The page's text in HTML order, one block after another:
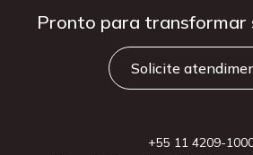
Pronto para transformar
Solicite
+55 11 4209-